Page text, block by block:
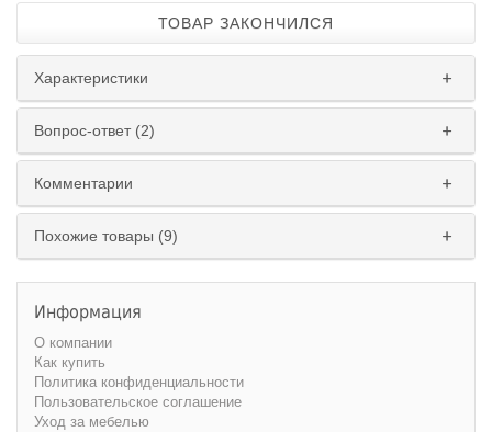
ТОВАР ЗАКОНЧИЛСЯ
Характеристики
Вопрос-ответ (2)
Комментарии
Похожие товары (9)
Информация
О компании
Как купить
Политика конфиденциальности
Пользовательское соглашение
Уход за мебелью